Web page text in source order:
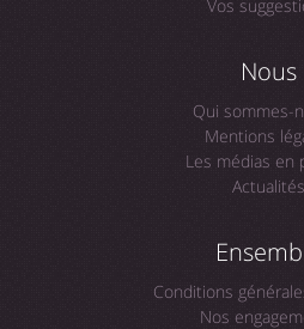
Vos
Nous
Qui sommes-
Mentions
Les médias en
Actualités
Conditions
Nos